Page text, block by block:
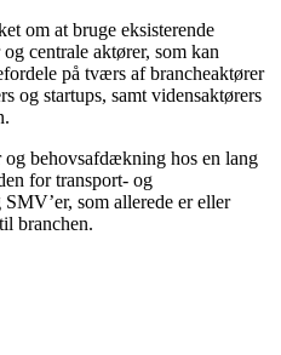
om at bruge eksisterende
centrale aktører, som kan
på tværs af brancheaktører
og startups, samt vidensaktørers
behovsafdækning hos en lang
for transport- og
som allerede er eller
branchen.